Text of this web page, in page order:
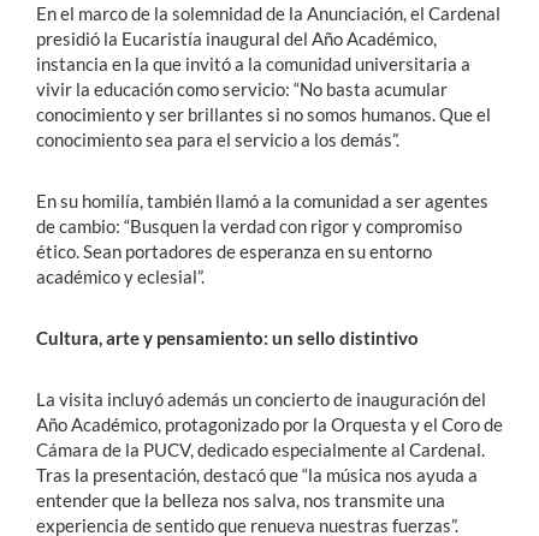
En el marco de la solemnidad de la Anunciación, el Cardenal
presidió la Eucaristía inaugural del Año Académico,
instancia en la que invitó a la comunidad universitaria a
vivir la educación como servicio: “No basta acumular
conocimiento y ser brillantes si no somos humanos. Que el
conocimiento sea para el servicio a los demás”.
En su homilía, también llamó a la comunidad a ser agentes
de cambio: “Busquen la verdad con rigor y compromiso
ético. Sean portadores de esperanza en su entorno
académico y eclesial”.
Cultura, arte y pensamiento: un sello distintivo
La visita incluyó además un concierto de inauguración del
Año Académico, protagonizado por la Orquesta y el Coro de
Cámara de la PUCV, dedicado especialmente al Cardenal.
Tras la presentación, destacó que “la música nos ayuda a
entender que la belleza nos salva, nos transmite una
experiencia de sentido que renueva nuestras fuerzas”.